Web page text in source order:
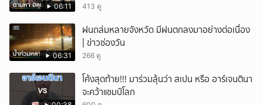
06:11 413 ดู
06:31
ฝนถล่มหลายจังหวัด มีฝนตกลงมาอย่างต่อเนื่อง
| ข่าวช่องวัน
266 ดู
โค้งสุดท้าย!!! มาร่วมลุ้นว่า สเปน หรือ อาร์เจนตินา
จะคว้าแชมป์โลก